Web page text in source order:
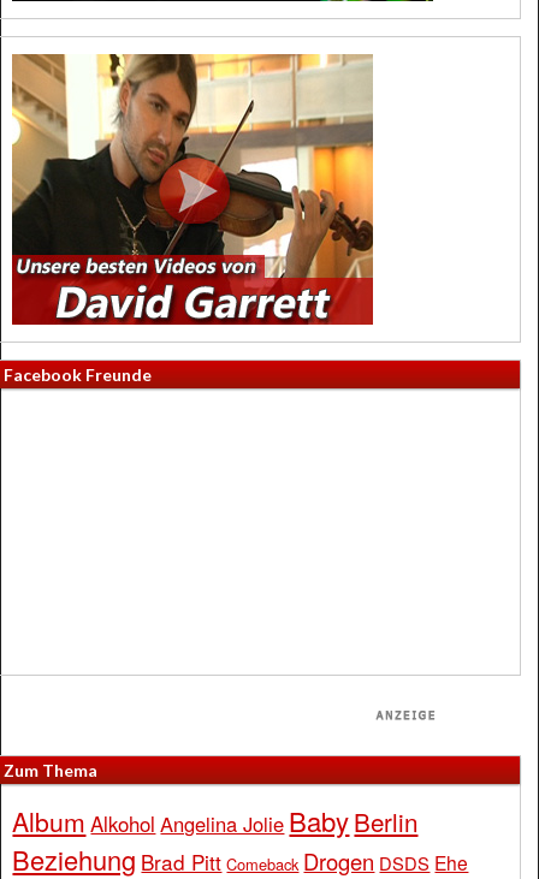
Facebook Freunde
Zum Thema
Album Alkohol Angelina Jolie BabyBerlin
Beziehung Brad Pitt Comeback Drogen DSDS Ehe